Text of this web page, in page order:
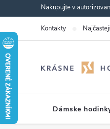
na
obsah
Nakupujte v
Kontakty
Dámske